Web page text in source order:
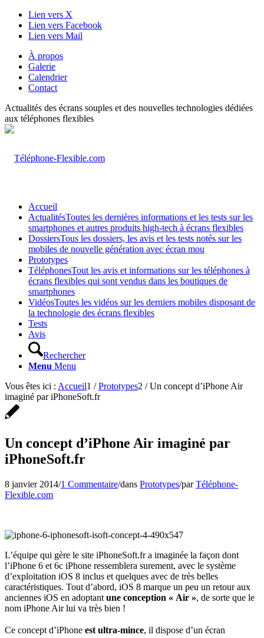
Lien vers X
Lien vers Facebook
Lien vers Mail
À propos
Galerie
Calendrier
Contact
Actualités des écrans souples et des nouvelles technologies dédiées
aux téléphones flexibles
Accueil
ActualitésToutes les dernières informations et les tests sur les
smartphones et autres produits high-tech à écrans flexibles
DossiersTous les dossiers, les avis et les tests notés sur les
mobiles de nouvelle génération avec écran mou
Prototypes
TéléphonesTout les avis et informations sur les téléphones à
écrans flexibles qui sont vendus dans les boutiques de
smartphones
VidéosToutes les vidéos sur les derniers mobiles disposant de
la technologie des écrans flexibles
Tests
Avis
Rechercher
Menu Menu
Vous êtes ici : Accueil1 / Prototypes2 / Un concept d’iPhone Air
imaginé par iPhoneSoft.fr
Un concept d’iPhone Air imaginé par
iPhoneSoft.fr
8 janvier 2014/1 Commentaire/dans Prototypes/parTéléphone-
Flexible.com
L’équipe qui gère le site iPhoneSoft.fr a imaginée la façon dont
l’iPhone 6 et 6c iPhone ressemblera surement, avec le système
d’exploitation iOS 8 inclus et quelques avec de très belles
caractéristiques. Tout d’abord, iOS 8 marque un peu un retour aux
anciennes iOS en adoptant une conception « Air », de sorte que le
nom iPhone Air lui va très bien !
Ce concept d’iPhone est ultra-mince, il dispose d’un écran